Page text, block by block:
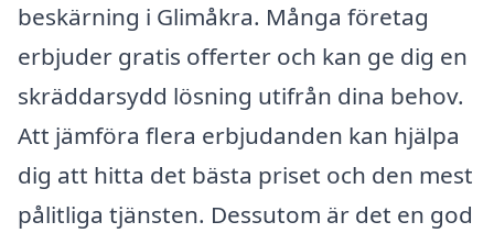
beskärning i Glimåkra. Många företag
erbjuder gratis offerter och kan ge dig en
skräddarsydd lösning utifrån dina behov.
Att jämföra flera erbjudanden kan hjälpa
dig att hitta det bästa priset och den mest
pålitliga tjänsten. Dessutom är det en god